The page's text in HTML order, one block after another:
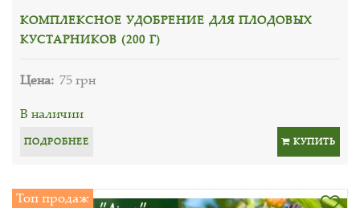
КОМПЛЕКСНОЕ УДОБРЕНИЕ ДЛЯ ПЛОДОВЫХ
КУСТАРНИКОВ (200 Г)
Цена: 75 грн
В наличии
ПОДРОБНЕЕ КУПИТЬ
Топ продаж